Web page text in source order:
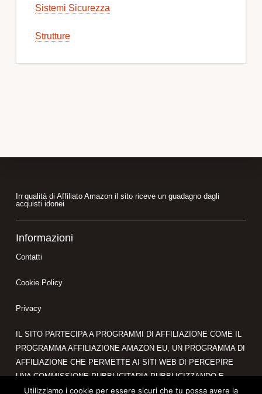
Sistemi Sicurezza
Strutture
Footer
In qualità di Affiliato Amazon il sito riceve un guadagno dagli
acquisti idonei
Informazioni
Contatti
Cookie Policy
Privacy
IL SITO PARTECIPA A PROGRAMMI DI AFFILIAZIONE COME IL
PROGRAMMA AFFILIAZIONE AMAZON EU, UN PROGRAMMA DI
AFFILIAZIONE CHE PERMETTE AI SITI WEB DI PERCEPIRE
UNA COMMISSIONE PUBBLICITARIA PUBBLICIZZANDO E
FORNENDO LINK AL SITO AMAZON.IT. IN QUALITÀ DI
Utilizziamo i cookie per essere sicuri che tu possa avere la